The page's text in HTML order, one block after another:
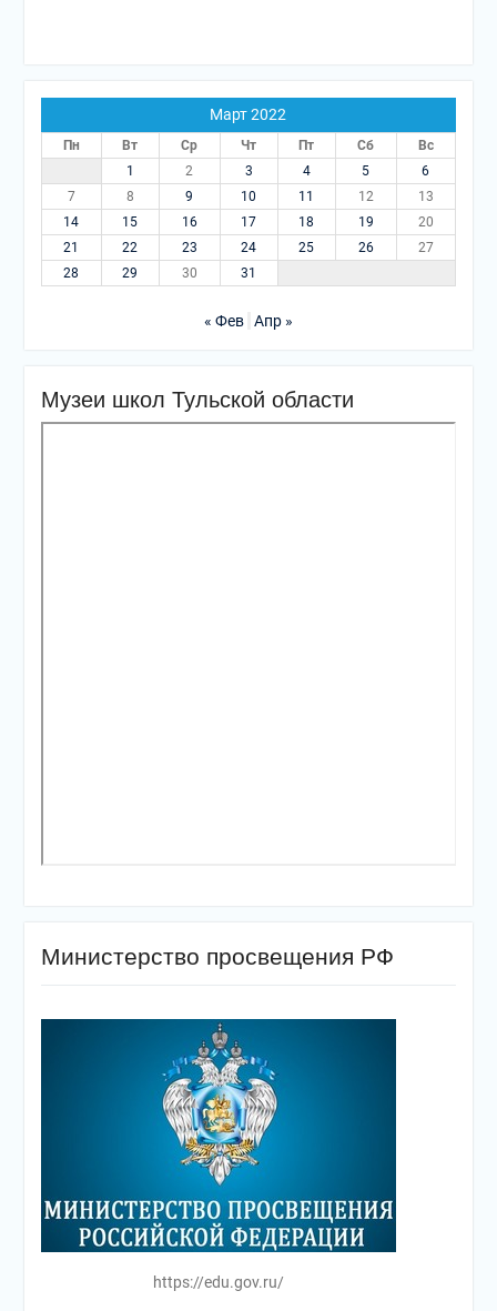
Март 2022
Пн Вт Ср Чт Пт Сб
Вс
1
2 3 4 5
6
7
8 9 10 11 12
13
14
15 16 17 18 19
20
21
22 23 24 25 26
27
28
29 30 31
« Фев Апр »
Музеи школ Тульской области
Министерство просвещения РФ
https://edu.gov.ru/